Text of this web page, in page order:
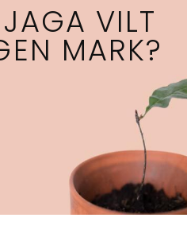
VILT
MARK?